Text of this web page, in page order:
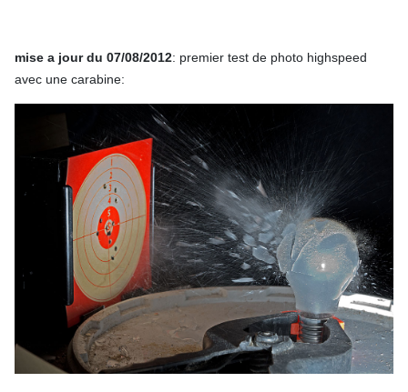
mise a jour du 07/08/2012: premier test de photo highspeed
avec une carabine: